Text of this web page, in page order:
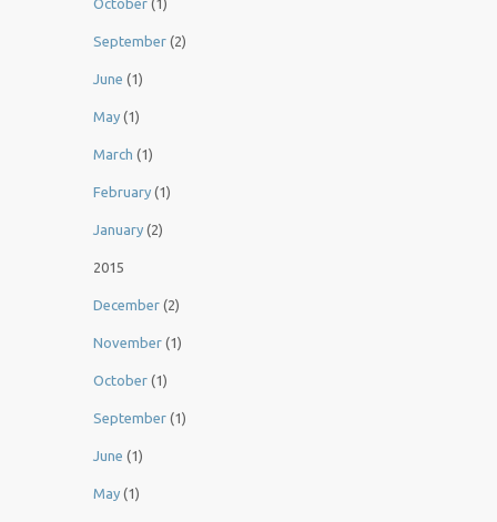
October (1)
September (2)
June (1)
May (1)
March (1)
February (1)
January (2)
2015
December (2)
November (1)
October (1)
September (1)
June (1)
May (1)